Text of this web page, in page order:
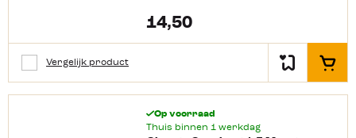
met een afgesloten en geventileerde
gasbun.
14,50
Vergelijk product In het
Op voorraad
Thuis binnen 1 werkdag